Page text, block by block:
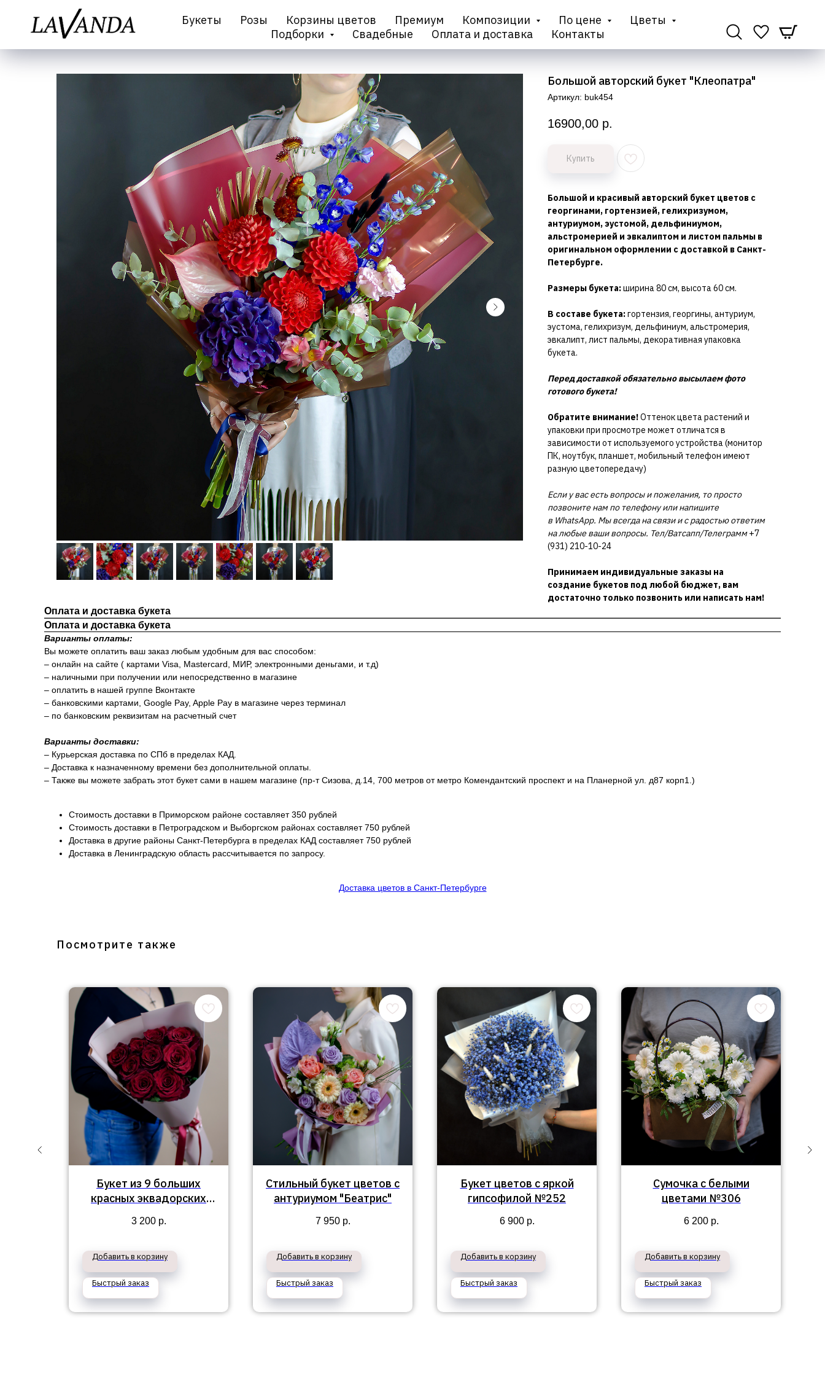
Букеты Розы Корзины цветов Премиум Композиции По цене
Цветы
Подборки
Свадебные Оплата и доставка Контакты
Большой авторский букет "Клеопатра"
Артикул: buk454
16900,00 р.
Купить
Большой и красивый авторский букет цветов с
георгинами, гортензией, гелихризумом,
антуриумом, эустомой, дельфиниумом,
альстромерией и эвкалиптом и листом пальмы в
оригинальном оформлении с доставкой в Санкт-
Петербурге.
Размеры букета:ширина 80 см, высота 60 см.
В составе букета:гортензия, георгины, антуриум,
эустома, гелихризум, дельфиниум, альстромерия,
эвкалипт, лист пальмы, декоративная упаковка
букета.
Перед доставкой обязательно высылаем фото
готового букета!
Обратите внимание!Оттенок цвета растений и
упаковки при просмотре может отличатся в
зависимости от используемого устройства (монитор
ПК, ноутбук, планшет, мобильный телефон имеют
разную цветопередачу)
Если у вас есть вопросы и пожелания, то просто
позвоните нам по телефону или напишите
в WhatsApp. Мы всегда на связи и с радостью ответим
на любые ваши вопросы. Тел/Ватсапп/Телеграмм+7
(931) 210-10-24
Принимаем индивидуальные заказы на
создание букетов под любой бюджет, вам
достаточно только позвонить или написать нам!
Оплата и доставка букета
Оплата и доставка букета
Варианты оплаты:
Вы можете оплатить ваш заказ любым удобным для вас способом:
– онлайн на сайте ( картами Visa, Mastercard, МИР, электронными деньгами, и т.д)
– наличными при получении или непосредственно в магазине
– оплатить в нашей группе Вконтакте
– банковскими картами, Google Pay, Apple Pay в магазине через терминал
– по банковским реквизитам на расчетный счет
Варианты доставки:
– Курьерская доставка по СПб в пределах КАД.
– Доставка к назначенному времени без дополнительной оплаты.
– Также вы можете забрать этот букет сами в нашем магазине (пр-т Сизова, д.14, 700 метров от метро Комендантский проспект и на Планерной ул. д87 корп1.)
Стоимость доставки в Приморском районе составляет 350 рублей
Стоимость доставки в Петроградском и Выборгском районах составляет 750 рублей
Доставка в другие районы Санкт-Петербурга в пределах КАД составляет 750 рублей
Доставка в Ленинградскую область рассчитывается по запросу.
Доставка цветов в Санкт-Петербурге
Посмотрите также
Букет из 9 больших
красных эквадорских
3 200 р.
Добавить в корзину
Быстрый заказ
Стильный букет цветов с
антуриумом "Беатрис"
7 950 р.
Добавить в корзину
Быстрый заказ
Букет цветов с яркой
гипсофилой №252
6 900 р.
Добавить в корзину
Быстрый заказ
Сумочка с белыми
цветами №306
6 200 р.
Добавить в корзину
Быстрый заказ